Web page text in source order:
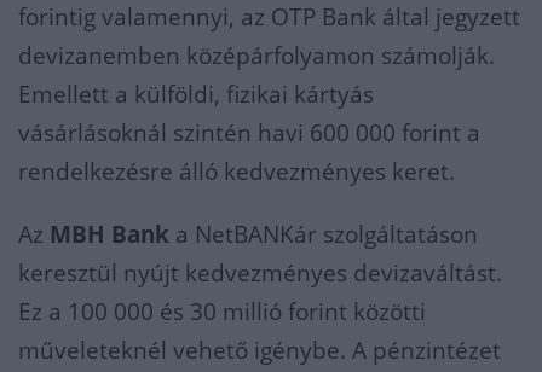
forintig valamennyi, az OTP Bank által jegyzett
devizanemben középárfolyamon számolják.
Emellett a külföldi, fizikai kártyás
vásárlásoknál szintén havi 600 000 forint a
rendelkezésre álló kedvezményes keret.
Az MBH Bank a NetBANKár szolgáltatáson
keresztül nyújt kedvezményes devizaváltást.
Ez a 100 000 és 30 millió forint közötti
műveleteknél vehető igénybe. A pénzintézet